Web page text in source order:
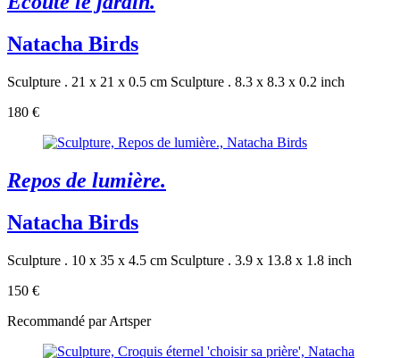
Natacha Birds
Sculpture . 21 x 21 x 0.5 cm Sculpture . 8.3 x 8.3 x 0.2 inch
180 €
Repos de lumière.
Natacha Birds
Sculpture . 10 x 35 x 4.5 cm Sculpture . 3.9 x 13.8 x 1.8 inch
150 €
Recommandé par Artsper